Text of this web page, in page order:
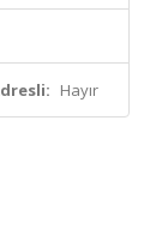
Hayır